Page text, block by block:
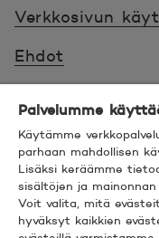
Verkkosivun
Ehdot
Saavutettavuus
Hyödyllistä
© 2026 POP
Palvelumme
Käytämme
parhaan mahdollisen
Lisäksi keräämme
sisältöjen ja mainonnan
Voit valita, mitä
hyväksyt kaikkien